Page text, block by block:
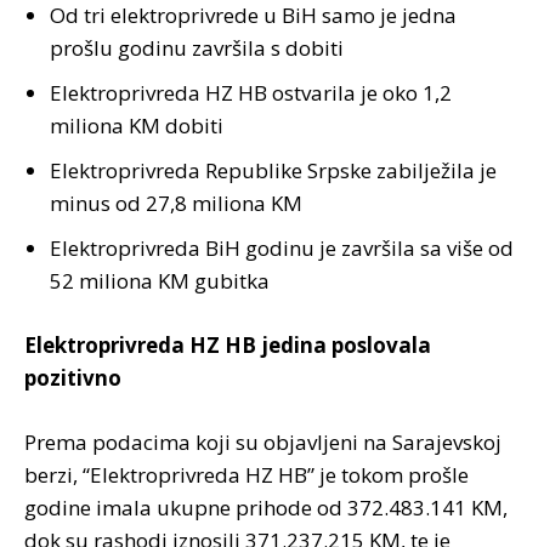
Od tri elektroprivrede u BiH samo je jedna
prošlu godinu završila s dobiti
Elektroprivreda HZ HB ostvarila je oko 1,2
miliona KM dobiti
Elektroprivreda Republike Srpske zabilježila je
minus od 27,8 miliona KM
Elektroprivreda BiH godinu je završila sa više od
52 miliona KM gubitka
Elektroprivreda HZ HB jedina poslovala
pozitivno
Prema podacima koji su objavljeni na Sarajevskoj
berzi, “Elektroprivreda HZ HB” je tokom prošle
godine imala ukupne prihode od 372.483.141 KM,
dok su rashodi iznosili 371.237.215 KM, te je